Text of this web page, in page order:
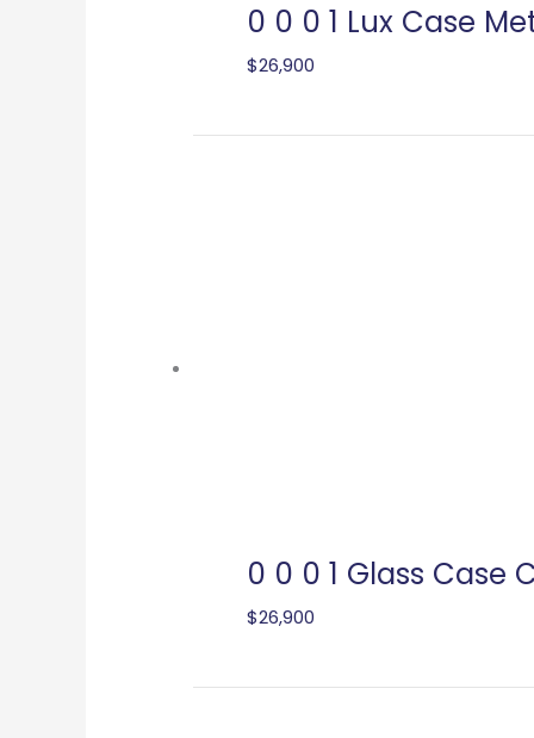
0 0 0 1 Lux Case
$26,900
0 0 0 1 Glass Case
$26,900